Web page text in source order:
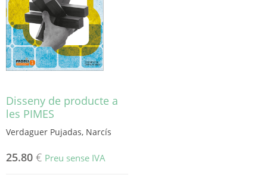
Disseny de producte a
les PIMES
Verdaguer Pujadas, Narcís
25.80 € Preu sense IVA